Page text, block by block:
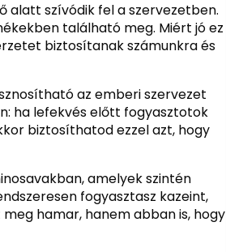
alatt szívódik fel a szervezetben.
található meg. Miért jó ez
biztosítanak számunkra és
az emberi szervezet
ha lefekvés előtt fogyasztotok
biztosíthatod ezzel azt, hogy
amelyek szintén
fogyasztasz kazeint,
hamar, hanem abban is, hogy